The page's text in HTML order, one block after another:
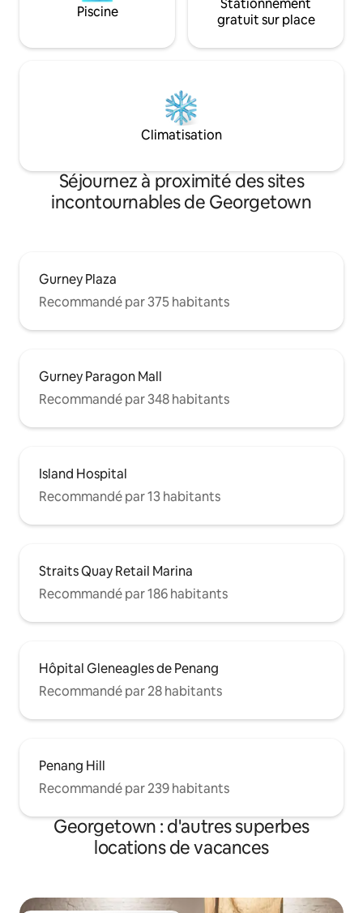
Piscine
Stationnement
gratuit sur place
Climatisation
Séjournez à proximité des sites
incontournables de Georgetown
Gurney Plaza
Recommandé par 375 habitants
Gurney Paragon Mall
Recommandé par 348 habitants
Island Hospital
Recommandé par 13 habitants
Straits Quay Retail Marina
Recommandé par 186 habitants
Hôpital Gleneagles de Penang
Recommandé par 28 habitants
Penang Hill
Recommandé par 239 habitants
Georgetown : d'autres superbes
locations de vacances